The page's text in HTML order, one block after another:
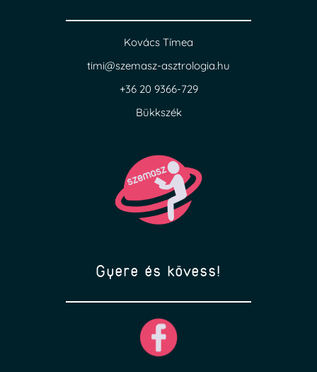
Kovács Tímea
timi@szemasz-asztrologia.hu
+36 20 9366-729
Bükkszék
Gyere és kövess!